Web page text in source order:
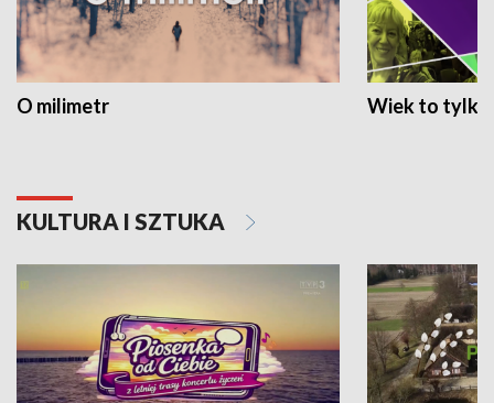
O milimetr Wiek to tylko
KULTURA I SZTUKA